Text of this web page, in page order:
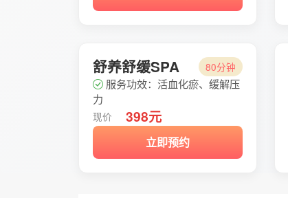
舒养舒缓SPA 80分钟
服务功效：活血化瘀、缓解压
力
现价 398元
立即预约